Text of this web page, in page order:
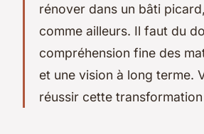
rénover dans un bâti
comme ailleurs. Il faut du
compréhension fine des
et une vision à long terme.
réussir cette